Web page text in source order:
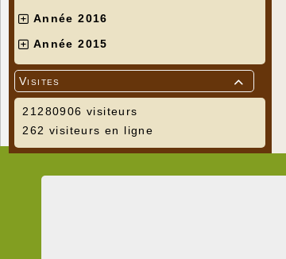
Année 2016
Année 2015

Visites
21280906 visiteurs
262 visiteurs en ligne